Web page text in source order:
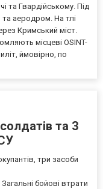
та Гвардійському. Під
та аеродром. На тлі
Кримський міст.
місцеві OSINT-
ймовірно, по
та 3
три засоби
бойові втрати